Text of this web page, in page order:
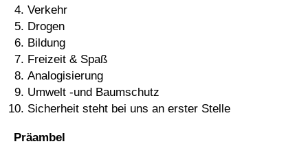
Verkehr
Drogen
Bildung
Freizeit & Spaß
Analogisierung
Umwelt -und Baumschutz
Sicherheit steht bei uns an erster Stelle
Präambel